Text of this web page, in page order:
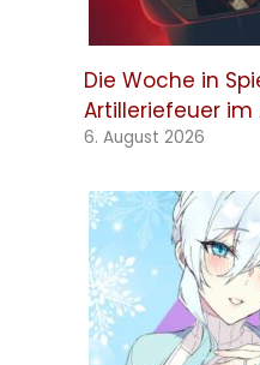
Die Woche in
Artilleriefeuer im
6. August 2026